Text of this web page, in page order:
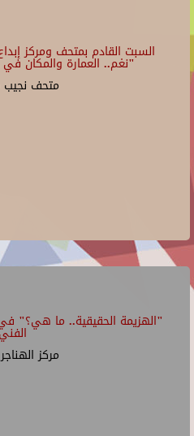
السبت القادم بمتحف ومركز
"نغم.. العمارة والمكان في
متحف
"الهزيمة الحقيقية.. ما هي؟" في
مركز